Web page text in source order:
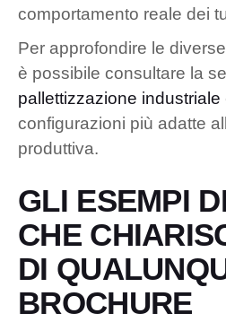
comportamento reale dei
Per approfondire le
è possibile consultare la
pallettizzazione industriale
configurazioni più adatte
produttiva.
GLI ESEMPI
CHE
DI
BROCHURE